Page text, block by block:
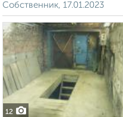
Собственник, 17.01.2023
12